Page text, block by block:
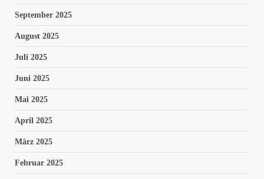
September 2025
August 2025
Juli 2025
Juni 2025
Mai 2025
April 2025
März 2025
Februar 2025